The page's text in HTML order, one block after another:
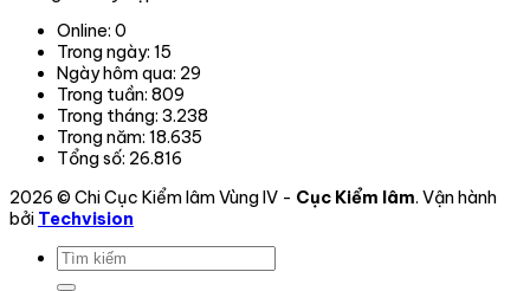
Online: 0
Trong ngày: 15
Ngày hôm qua: 29
Trong tuần: 809
Trong tháng: 3.238
Trong năm: 18.635
Tổng số: 26.816
2026 © Chi Cục Kiểm lâm Vùng IV - Cục Kiểm lâm. Vận hành
bởi Techvision